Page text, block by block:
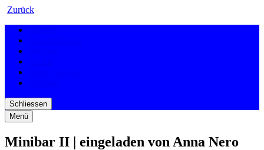
Zurück
Schliessen
Menü
Minibar II | eingeladen von Anna Nero